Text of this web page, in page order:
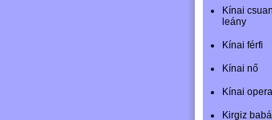
Kínai
leány
Kínai férfi
Kínai nő
Kínai
Kirgiz